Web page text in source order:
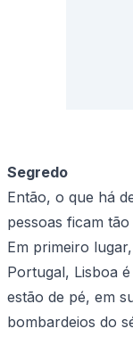
Segredo
Então, o que há
pessoas ficam
Em primeiro
Portugal, Lisboa
estão de pé, em
bombardeios do